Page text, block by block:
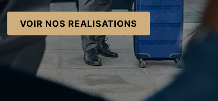
VOIR NOS REALISATIONS